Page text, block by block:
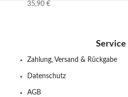
35,90 €
Service
Zahlung, Versand & Rückgabe
Datenschutz
AGB